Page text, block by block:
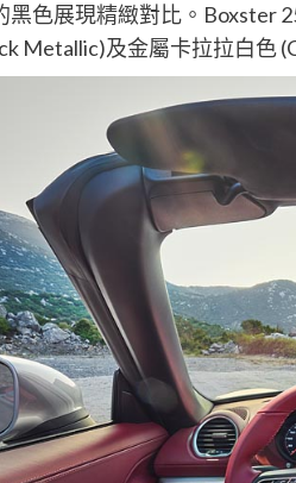
黑色展現精緻對比。Boxster
Metallic)及金屬卡拉拉白色